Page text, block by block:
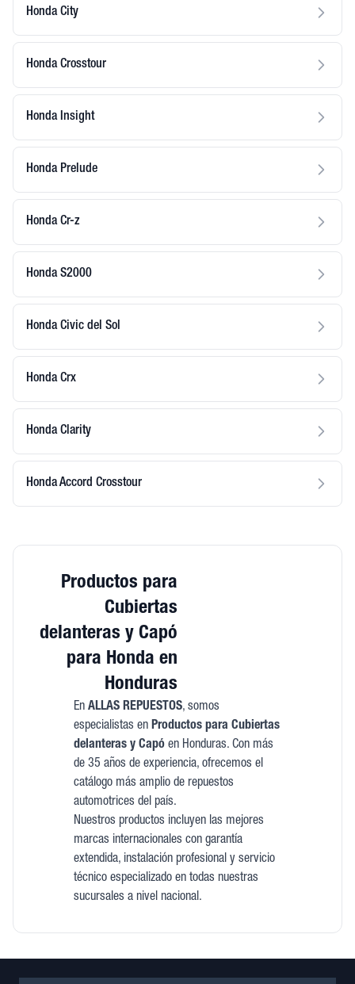
Honda City
Honda Crosstour
Honda Insight
Honda Prelude
Honda Cr-z
Honda S2000
Honda Civic del Sol
Honda Crx
Honda Clarity
Honda Accord Crosstour
Productos para
Cubiertas
delanteras y Capó
para Honda en
Honduras
En ALLAS REPUESTOS, somos
especialistas en Productos para Cubiertas
delanteras y Capóen Honduras. Con más
de 35 años de experiencia, ofrecemos el
catálogo más amplio de repuestos
automotrices del país.
Nuestros productos incluyen las mejores
marcas internacionales con garantía
extendida, instalación profesional y servicio
técnico especializado en todas nuestras
sucursales a nivel nacional.